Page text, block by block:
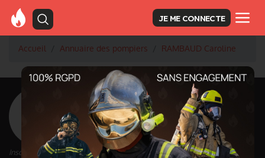
JE ME CONNECTE
Accueil Annuaire des pompiers RAMBAUD Caroline
< Retour à la liste des pompiers
RAMBAUD Caroline
Inscrit depuis le 12/09/2020 à 22:30